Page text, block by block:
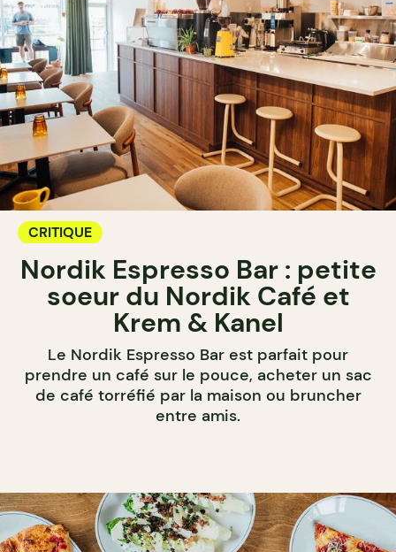
CRITIQUE
Nordik Espresso Bar : petite
soeur du Nordik Café et
Krem & Kanel
Le Nordik Espresso Bar est parfait pour
prendre un café sur le pouce, acheter un sac
de café torréfié par la maison ou bruncher
entre amis.